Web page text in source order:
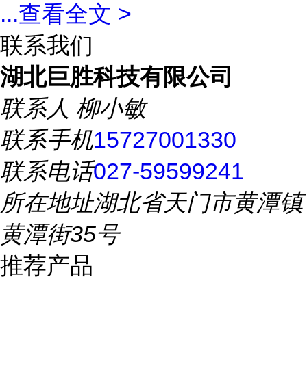
...查看全文 >
联系我们
湖北巨胜科技有限公司
联系人 柳小敏
联系手机15727001330
联系电话027-59599241
所在地址湖北省天门市黄潭镇
黄潭街35号
推荐产品